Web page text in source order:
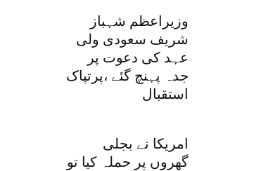
وزیراعظم شہباز
شریف سعودی ولی
عہد کی دعوت پر
جدہ پہنچ گئے ،پرتپاک
استقبال
امریکا نے بجلی
گھروں پر حملہ کیا تو